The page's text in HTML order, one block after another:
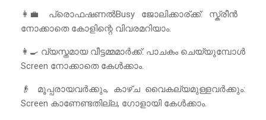
👩‍💼 പ്രൊഫഷണൽBusy ജോലിക്കാര്ക്ക്: സ്ക്രീൻ
നോക്കാതെ കോളിന്റെ വിവരമറിയാം.
👩‍🍳 വ്യസ്തമായ വീട്ടമ്മമാർക്ക്: പാചകം ചെയ്യുമ്പോൾ
Screen നോക്കാതെ കേൾക്കാം.
👴 മൂപ്പരായവർക്കും, കാഴ്ച വൈകല്യമുള്ളവർക്കും:
Screen കാണേണ്ടതില്ല, ഗോളായി കേൾക്കാം.